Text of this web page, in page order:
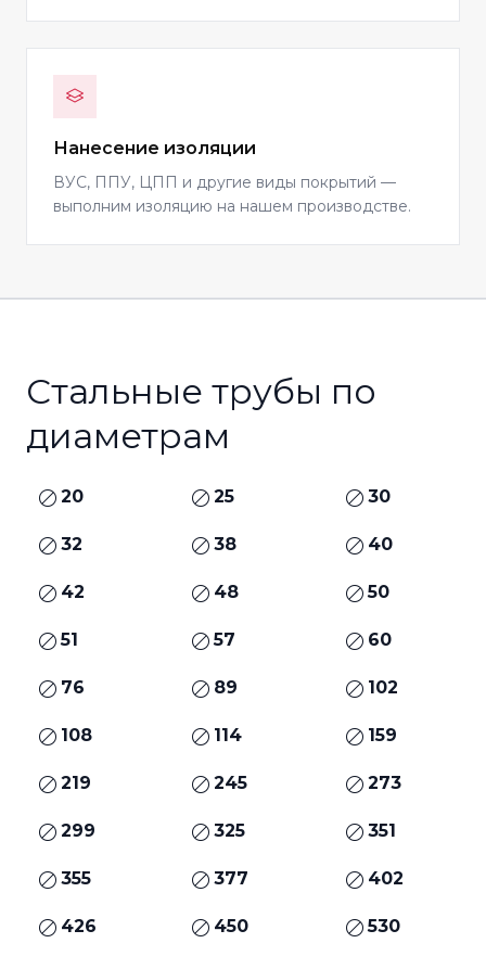
Нанесение изоляции
ВУС, ППУ, ЦПП и другие виды покрытий —
выполним изоляцию на нашем производстве.
Стальные трубы по
диаметрам
20 25 30
32 38 40
42 48 50
51 57 60
76 89 102
108 114 159
219 245 273
299 325 351
355 377 402
426 450 530